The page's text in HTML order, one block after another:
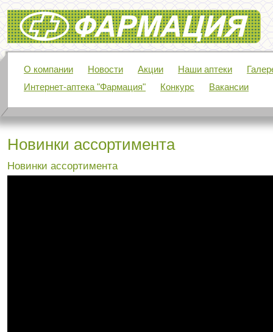
Фармация
О компании Новости Акции Наши аптеки
Интернет-аптека "Фармация"
Конкурс Вакансии
Новинки ассортимента
Новинки ассортимента